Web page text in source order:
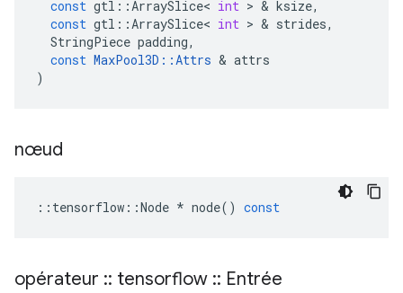
const gtl ::ArraySlice< int > & ksize,
const gtl ::ArraySlice< int > & strides,
StringPiece padding,
const MaxPool3D ::Attrs & attrs
)
nœud
:: tensorflow ::Node * node() const
opérateur :: tensorflow :: Entrée